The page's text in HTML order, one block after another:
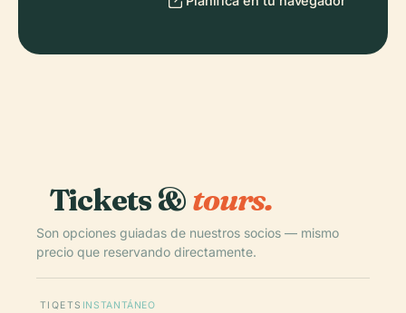
Tickets &tours.
Son opciones guiadas de nuestros socios — mismo
precio que reservando directamente.
TIQETS INSTANTÁNEO